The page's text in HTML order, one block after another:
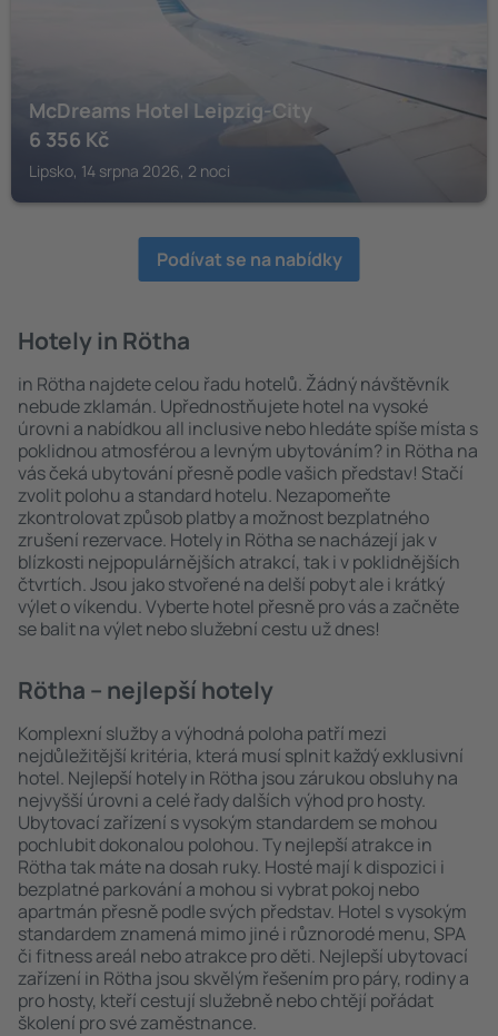
McDreams Hotel Leipzig-City
6 356 Kč
Lipsko, 14 srpna 2026, 2 noci
Podívat se na nabídky
Hotely in Rötha
in Rötha najdete celou řadu hotelů. Žádný návštěvník
nebude zklamán. Upřednostňujete hotel na vysoké
úrovni a nabídkou all inclusive nebo hledáte spíše místa s
poklidnou atmosférou a levným ubytováním? in Rötha na
vás čeká ubytování přesně podle vašich představ! Stačí
zvolit polohu a standard hotelu. Nezapomeňte
zkontrolovat způsob platby a možnost bezplatného
zrušení rezervace. Hotely in Rötha se nacházejí jak v
blízkosti nejpopulárnějších atrakcí, tak i v poklidnějších
čtvrtích. Jsou jako stvořené na delší pobyt ale i krátký
výlet o víkendu. Vyberte hotel přesně pro vás a začněte
se balit na výlet nebo služební cestu už dnes!
Rötha – nejlepší hotely
Komplexní služby a výhodná poloha patří mezi
nejdůležitější kritéria, která musí splnit každý exklusivní
hotel. Nejlepší hotely in Rötha jsou zárukou obsluhy na
nejvyšší úrovni a celé řady dalších výhod pro hosty.
Ubytovací zařízení s vysokým standardem se mohou
pochlubit dokonalou polohou. Ty nejlepší atrakce in
Rötha tak máte na dosah ruky. Hosté mají k dispozici i
bezplatné parkování a mohou si vybrat pokoj nebo
apartmán přesně podle svých představ. Hotel s vysokým
standardem znamená mimo jiné i různorodé menu, SPA
či fitness areál nebo atrakce pro děti. Nejlepší ubytovací
zařízení in Rötha jsou skvělým řešením pro páry, rodiny a
pro hosty, kteří cestují služebně nebo chtějí pořádat
školení pro své zaměstnance.